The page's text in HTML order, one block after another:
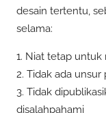
desain tertentu,
selama:
1. Niat tetap
2. Tidak ada
3. Tidak
disalahpahami